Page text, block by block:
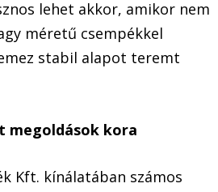
lehet akkor, amikor nem
méretű csempékkel
stabil alapot teremt
megoldások kora
Kft. kínálatában számos